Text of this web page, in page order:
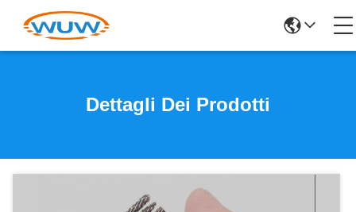
Dettagli Dei Prodotti